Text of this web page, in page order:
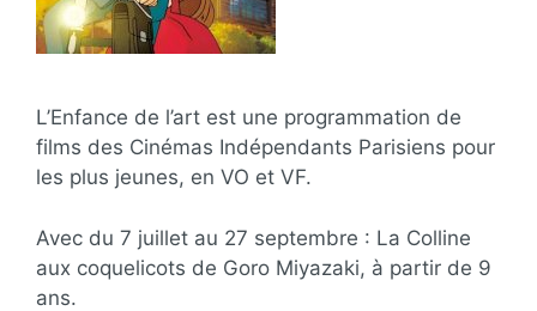
L’Enfance de l’art est une programmation de
films des Cinémas Indépendants Parisiens pour
les plus jeunes, en VO et VF.
Avec du 7 juillet au 27 septembre : La Colline
aux coquelicots de Goro Miyazaki, à partir de 9
ans.